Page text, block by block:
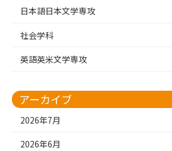
日本語日本文学専攻
社会学科
英語英米文学専攻
アーカイブ
2026年7月
2026年6月